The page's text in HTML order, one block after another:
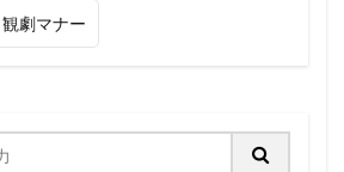
観劇マナー